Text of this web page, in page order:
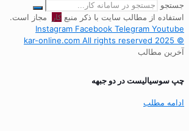
جستجو
استفاده از مطالب سایت با ذکر منبعکار
مجاز است.
Instagram Facebook Telegram Youtube
© 2025 kar-online.com All rights reserved
آخرین مطالب
چپ سوسیالیست در دو جبهه
ادامه مطلب